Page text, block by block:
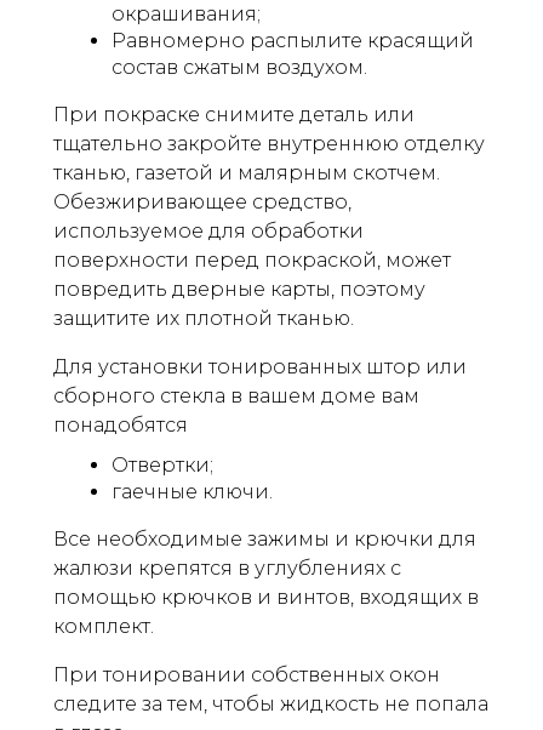
окрашивания;
Равномерно распылите красящий
состав сжатым воздухом.
При покраске снимите деталь или
тщательно закройте внутреннюю отделку
тканью, газетой и малярным скотчем.
Обезжиривающее средство,
используемое для обработки
поверхности перед покраской, может
повредить дверные карты, поэтому
защитите их плотной тканью.
Для установки тонированных штор или
сборного стекла в вашем доме вам
понадобятся
Отвертки;
гаечные ключи.
Все необходимые зажимы и крючки для
жалюзи крепятся в углублениях с
помощью крючков и винтов, входящих в
комплект.
При тонировании собственных окон
следите за тем, чтобы жидкость не попала